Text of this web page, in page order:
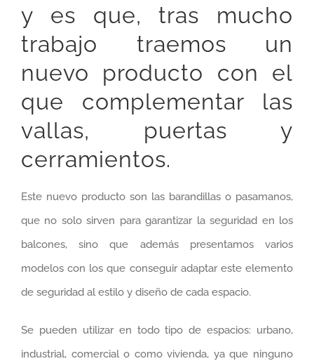
y es que, tras mucho
trabajo traemos un
nuevo producto con el
que complementar las
vallas, puertas y
cerramientos.
Este nuevo producto son las barandillas o pasamanos,
que no solo sirven para garantizar la seguridad en los
balcones, sino que además presentamos varios
modelos con los que conseguir adaptar este elemento
de seguridad al estilo y diseño de cada espacio.
Se pueden utilizar en todo tipo de espacios: urbano,
industrial, comercial o como vivienda, ya que ninguno